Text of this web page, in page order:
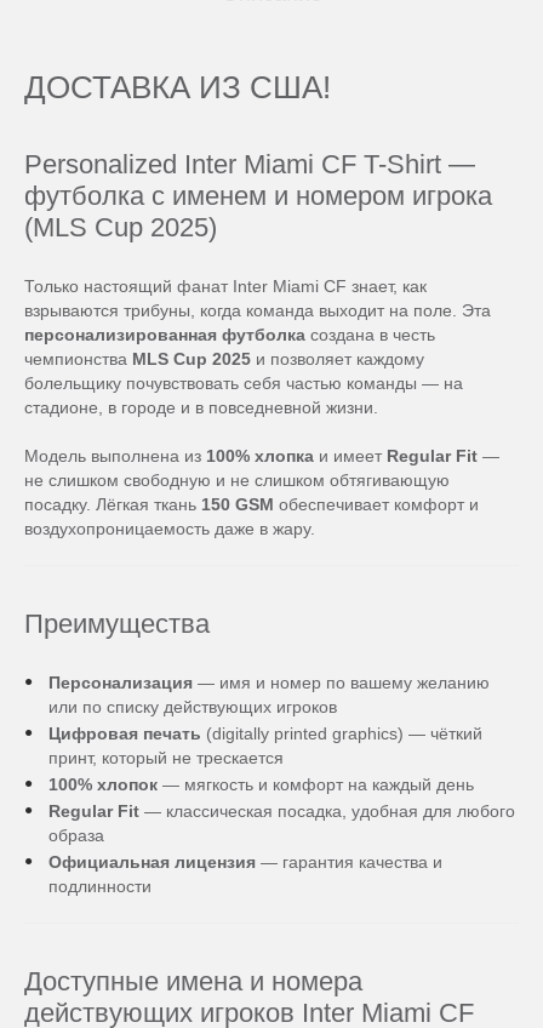
ДОСТАВКА ИЗ США!
Personalized Inter Miami CF T-Shirt —
футболка с именем и номером игрока
(MLS Cup 2025)
Только настоящий фанат Inter Miami CF знает, как
взрываются трибуны, когда команда выходит на поле. Эта
персонализированная футболка создана в честь
чемпионства MLS Cup 2025 и позволяет каждому
болельщику почувствовать себя частью команды — на
стадионе, в городе и в повседневной жизни.
Модель выполнена из 100% хлопка и имеет Regular Fit —
не слишком свободную и не слишком обтягивающую
посадку. Лёгкая ткань 150 GSM обеспечивает комфорт и
воздухопроницаемость даже в жару.
Преимущества
Персонализация — имя и номер по вашему желанию
или по списку действующих игроков
Цифровая печать (digitally printed graphics) — чёткий
принт, который не трескается
100% хлопок — мягкость и комфорт на каждый день
Regular Fit — классическая посадка, удобная для любого
образа
Официальная лицензия — гарантия качества и
подлинности
Доступные имена и номера
действующих игроков Inter Miami CF